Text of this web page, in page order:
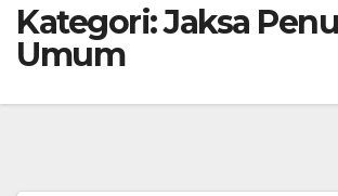
Kategori:Jaksa
Umum